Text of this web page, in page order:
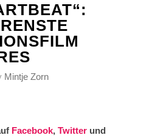
Mintje Zorn
Facebook, Twitter und